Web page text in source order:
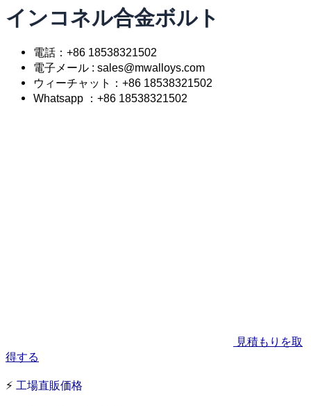
インコネル合金ボルト
電話：+86 18538321502
電子メール : sales@mwalloys.com
ウィーチャット：+86 18538321502
Whatsapp ：+86 18538321502
見積もりを取
得する
⚡ 工場直販価格